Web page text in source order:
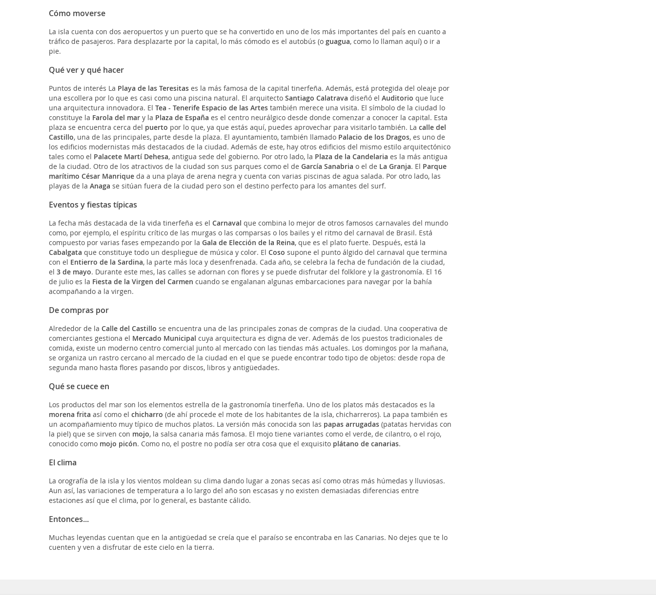
Cómo moverse
La isla cuenta con dos aeropuertos y un puerto que se ha convertido en uno de los más importantes del país en cuanto a
tráfico de pasajeros. Para desplazarte por la capital, lo más cómodo es el autobús (o guagua, como lo llaman aquí) o ir a
pie.
Qué ver y qué hacer
Puntos de interés La Playa de las Teresitases la más famosa de la capital tinerfeña. Además, está protegida del oleaje por
una escollera por lo que es casi como una piscina natural. El arquitecto Santiago Calatrava diseñó el Auditorio que luce
una arquitectura innovadora. El Tea - Tenerife Espacio de las Artestambién merece una visita. El símbolo de la ciudad lo
constituye la Farola del mary la Plaza de España es el centro neurálgico desde donde comenzar a conocer la capital. Esta
plaza se encuentra cerca del puerto por lo que, ya que estás aquí, puedes aprovechar para visitarlo también. La calle del
Castillo, una de las principales, parte desde la plaza. El ayuntamiento, también llamado Palacio de los Dragos, es uno de
los edificios modernistas más destacados de la ciudad. Además de este, hay otros edificios del mismo estilo arquitectónico
tales como el Palacete Martí Dehesa, antigua sede del gobierno. Por otro lado, la Plaza de la Candelaria es la más antigua
de la ciudad. Otro de los atractivos de la ciudad son sus parques como el de García Sanabria o el de La Granja. El Parque
marítimo César Manriqueda a una playa de arena negra y cuenta con varias piscinas de agua salada. Por otro lado, las
playas de la Anaga se sitúan fuera de la ciudad pero son el destino perfecto para los amantes del surf.
Eventos y fiestas típicas
La fecha más destacada de la vida tinerfeña es el Carnaval que combina lo mejor de otros famosos carnavales del mundo
como, por ejemplo, el espíritu crítico de las murgas o las comparsas o los bailes y el ritmo del carnaval de Brasil. Está
compuesto por varias fases empezando por la Gala de Elección de la Reina, que es el plato fuerte. Después, está la
Cabalgata que constituye todo un despliegue de música y color. El Coso supone el punto álgido del carnaval que termina
con el Entierro de la Sardina, la parte más loca y desenfrenada. Cada año, se celebra la fecha de fundación de la ciudad,
el 3 de mayo. Durante este mes, las calles se adornan con flores y se puede disfrutar del folklore y la gastronomía. El 16
de julio es la Fiesta de la Virgen del Carmen cuando se engalanan algunas embarcaciones para navegar por la bahía
acompañando a la virgen.
De compras por
Alrededor de la Calle del Castillo se encuentra una de las principales zonas de compras de la ciudad. Una cooperativa de
comerciantes gestiona el Mercado Municipal cuya arquitectura es digna de ver. Además de los puestos tradicionales de
comida, existe un moderno centro comercial junto al mercado con las tiendas más actuales. Los domingos por la mañana,
se organiza un rastro cercano al mercado de la ciudad en el que se puede encontrar todo tipo de objetos: desde ropa de
segunda mano hasta flores pasando por discos, libros y antigüedades.
Qué se cuece en
Los productos del mar son los elementos estrella de la gastronomía tinerfeña. Uno de los platos más destacados es la
morena frita así como el chicharro (de ahí procede el mote de los habitantes de la isla, chicharreros). La papa también es
un acompañamiento muy típico de muchos platos. La versión más conocida son las papas arrugadas(patatas hervidas con
la piel) que se sirven con mojo, la salsa canaria más famosa. El mojo tiene variantes como el verde, de cilantro, o el rojo,
conocido como mojo picón. Como no, el postre no podía ser otra cosa que el exquisito plátano de canarias.
El clima
La orografía de la isla y los vientos moldean su clima dando lugar a zonas secas así como otras más húmedas y lluviosas.
Aun así, las variaciones de temperatura a lo largo del año son escasas y no existen demasiadas diferencias entre
estaciones así que el clima, por lo general, es bastante cálido.
Entonces...
Muchas leyendas cuentan que en la antigüedad se creía que el paraíso se encontraba en las Canarias. No dejes que te lo
cuenten y ven a disfrutar de este cielo en la tierra.